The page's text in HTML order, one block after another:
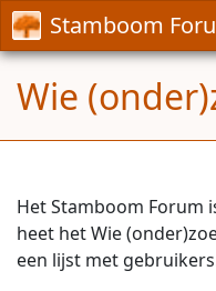
Stamboom
Wie
Het Stamboom Forum
heet het Wie
een lijst met